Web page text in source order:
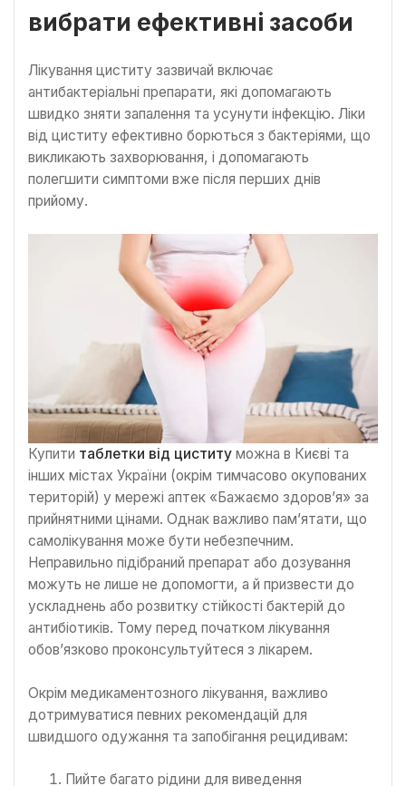
вибрати ефективні засоби
Лікування циститу зазвичай включає
антибактеріальні препарати, які допомагають
швидко зняти запалення та усунути інфекцію. Ліки
від циститу ефективно борються з бактеріями, що
викликають захворювання, і допомагають
полегшити симптоми вже після перших днів
прийому.
Купити таблетки від циститу можна в Києві та
інших містах України (окрім тимчасово окупованих
територій) у мережі аптек «Бажаємо здоров’я» за
прийнятними цінами. Однак важливо пам’ятати, що
самолікування може бути небезпечним.
Неправильно підібраний препарат або дозування
можуть не лише не допомогти, а й призвести до
ускладнень або розвитку стійкості бактерій до
антибіотиків. Тому перед початком лікування
обов’язково проконсультуйтеся з лікарем.
Окрім медикаментозного лікування, важливо
дотримуватися певних рекомендацій для
швидшого одужання та запобігання рецидивам:
Пийте багато рідини для виведення